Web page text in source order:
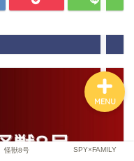
怪獣8号 SPY×FAMILY
MENU